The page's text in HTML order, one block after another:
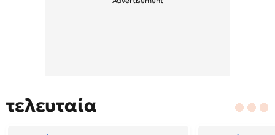
τελευταία